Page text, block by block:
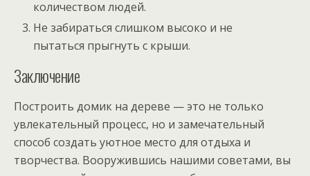
количеством людей.
Не забираться слишком высоко и не
пытаться прыгнуть с крыши.
Заключение
Построить домик на дереве — это не только
увлекательный процесс, но и замечательный
способ создать уютное место для отдыха и
творчества. Вооружившись нашими советами, вы